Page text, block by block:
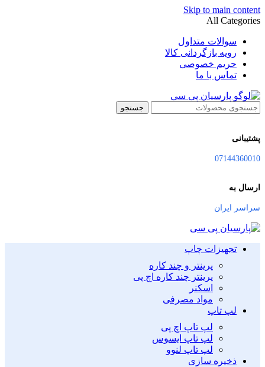
Skip to main content
All Categories
سوالات متداول
رویه بازگردانی کالا
حریم خصوصی
تماس با ما
جستجو
پشتیبانی
07144360010
ارسال به
سراسر ایران
تجهیزات چاپ
پرینتر و چند کاره
پرینتر چند کاره اچ پی
اسکنر
مواد مصرفی
لپ تاپ
لپ تاپ اچ پی
لپ تاپ ایسوس
لپ تاپ لنوو
ذخیره سازی